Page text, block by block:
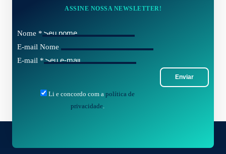
ASSINE NOSSA NEWSLETTER!
Nome *
E-mail Nome
E-mail *
Enviar
Li e concordo com a política de
privacidade.